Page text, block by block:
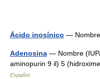
Ácido inosínico —
Adenosina — Nombre
aminopurin 9 il) 5
Español